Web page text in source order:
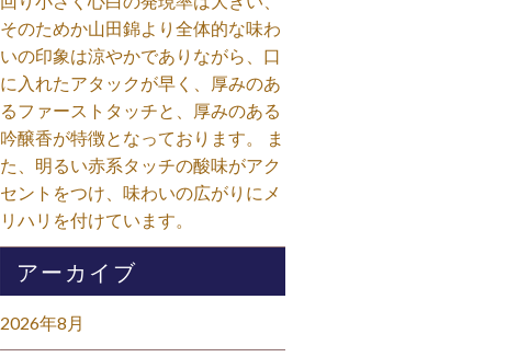
そのためか山田錦より全体的な味わ
いの印象は涼やかでありながら、口
に入れたアタックが早く、厚みのあ
るファーストタッチと、厚みのある
吟醸香が特徴となっております。 ま
た、明るい赤系タッチの酸味がアク
セントをつけ、味わいの広がりにメ
リハリを付けています。⁡
アーカイブ
2026年8月